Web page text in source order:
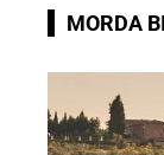
MORDA